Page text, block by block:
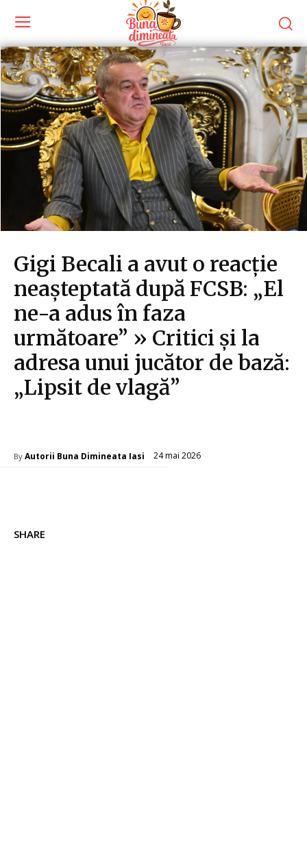
Gigi Becali a avut o reacție
neașteptată după FCSB: „El
ne-a adus în faza
următoare” » Critici și la
adresa unui jucător de bază:
„Lipsit de vlagă”
By Autorii Buna Dimineata Iasi 24 mai 2026
SHARE